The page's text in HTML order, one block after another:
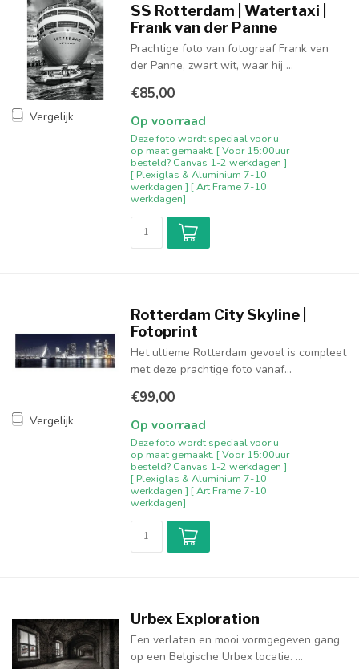
Vergelijk
SS Rotterdam | Watertaxi |
Frank van der Panne
Prachtige foto van fotograaf Frank van
der Panne, zwart wit, waar hij ...
€85,00
Op voorraad
Deze foto wordt speciaal voor u
op maat gemaakt. [ Voor 15:00uur
besteld? Canvas 1-2 werkdagen ]
[ Plexiglas & Aluminium 7-10
werkdagen ] [ Art Frame 7-10
werkdagen]
Vergelijk
Rotterdam City Skyline |
Fotoprint
Het ultieme Rotterdam gevoel is compleet
met deze prachtige foto vanaf...
€99,00
Op voorraad
Deze foto wordt speciaal voor u
op maat gemaakt. [ Voor 15:00uur
besteld? Canvas 1-2 werkdagen ]
[ Plexiglas & Aluminium 7-10
werkdagen ] [ Art Frame 7-10
werkdagen]
Urbex Exploration
Een verlaten en mooi vormgegeven gang
op een Belgische Urbex locatie. ...